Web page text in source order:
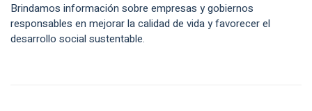
Brindamos información sobre empresas y gobiernos
responsables en mejorar la calidad de vida y favorecer el
desarrollo social sustentable.